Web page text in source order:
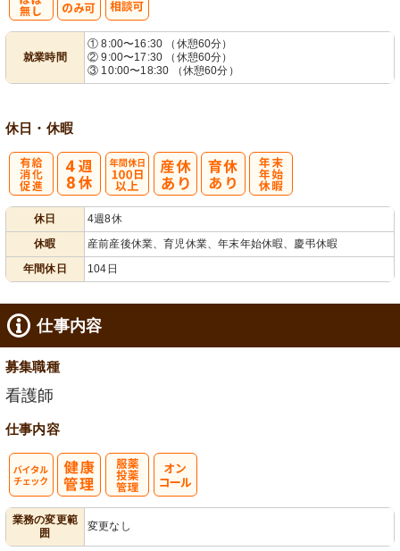
就業時間
① 8:00〜16:30 （休憩60分）
② 9:00〜17:30 （休憩60分）
③ 10:00〜18:30 （休憩60分）
休日・休暇
休日
4週8休
休暇
産前産後休業、育児休業、年末年始休暇、慶弔休暇
年間休日
104日
仕事内容
募集職種
看護師
仕事内容
業務の変更範
囲
変更なし